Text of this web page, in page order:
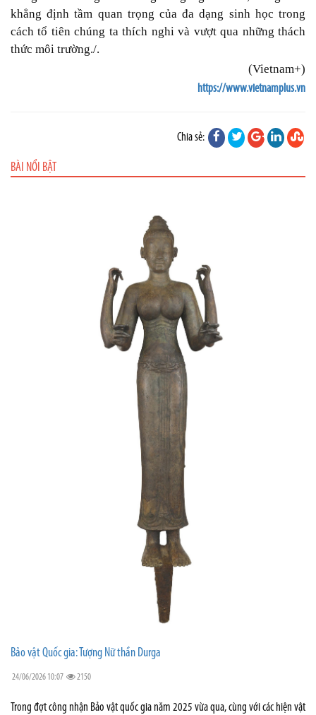
khẳng định tầm quan trọng của đa dạng sinh học trong
cách tổ tiên chúng ta thích nghi và vượt qua những thách
thức môi trường./.
(Vietnam+)
https://www.vietnamplus.vn
Chia sẻ:
BÀI NỔI BẬT
Bảo vật Quốc gia: Tượng Nữ thần Durga
24/06/2026 10:07 2150
Trong đợt công nhận Bảo vật quốc gia năm 2025 vừa qua, cùng với các hiện vật